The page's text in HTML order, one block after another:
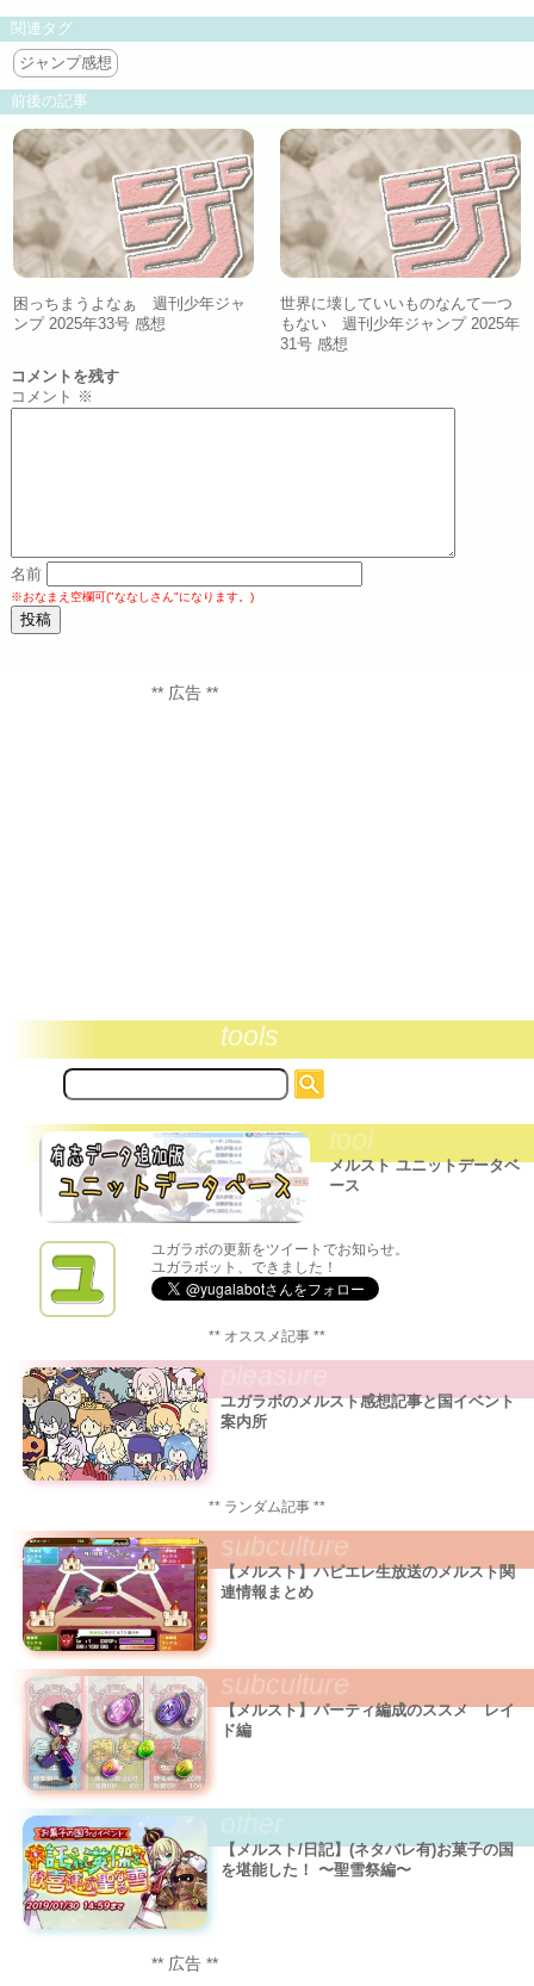
関連タグ
ジャンプ感想
前後の記事
困っちまうよなぁ 週刊少年ジャ
ンプ 2025年33号 感想
世界に壊していいものなんて一つ
もない 週刊少年ジャンプ 2025年
31号 感想
コメントを残す
コメント ※
名前
※おなまえ空欄可("ななしさん"になります。)
** 広告 **
tools
サ
イ
内
検
索:
tool
メルスト ユニットデータベ
ース
ユガラボの更新をツイートでお知らせ。
ユガラボット、できました！
** オススメ記事 **
ユガラボのメルスト感想記事と国イベント
案内所
** ランダム記事 **
subculture
【メルスト】ハピエレ生放送のメルスト関
連情報まとめ
subculture
【メルスト】パーティ編成のススメ レイ
ド編
【メルスト/日記】(ネタバレ有)お菓子の国
を堪能した！ 〜聖雪祭編〜
** 広告 **